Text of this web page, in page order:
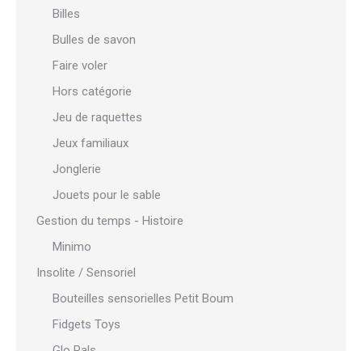
Billes
Bulles de savon
Faire voler
Hors catégorie
Jeu de raquettes
Jeux familiaux
Jonglerie
Jouets pour le sable
Gestion du temps - Histoire
Minimo
Insolite / Sensoriel
Bouteilles sensorielles Petit Boum
Fidgets Toys